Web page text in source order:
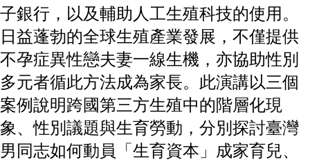
專
班
學
術
研
究
國
發
展
子銀行，以及輔助人工生殖科技的使用。
日益蓬勃的全球生殖產業發展，不僅提供
不孕症異性戀夫妻一線生機，亦協助性別
多元者循此方法成為家長。此演講以三個
案例說明跨國第三方生殖中的階層化現
象、性別議題與生育勞動，分別探討臺灣
男同志如何動員「生育資本」成家育兒、